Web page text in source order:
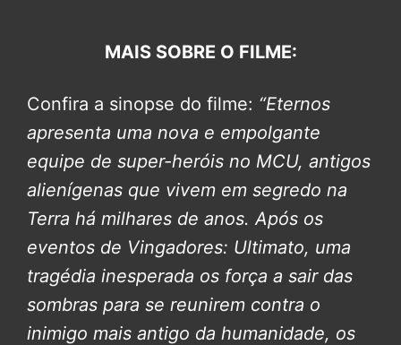
MAIS SOBRE O FILME:
Confira a sinopse do filme: “Eternos
apresenta uma nova e empolgante
equipe de super-heróis no MCU, antigos
alienígenas que vivem em segredo na
Terra há milhares de anos. Após os
eventos de Vingadores: Ultimato, uma
tragédia inesperada os força a sair das
sombras para se reunirem contra o
inimigo mais antigo da humanidade, os